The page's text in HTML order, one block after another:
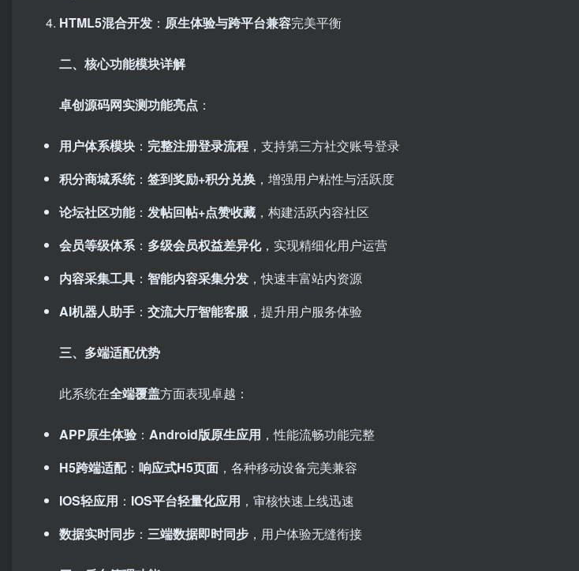
HTML5混合开发 ： 原生体验与跨平台兼容完美平衡
二、核心功能模块详解
卓创源码网实测功能亮点 ：
用户体系模块 ： 完整注册登录流程 ，支持第三方社交账号登录
积分商城系统： 签到奖励+积分兑换 ，增强用户粘性与活跃度
论坛社区功能： 发帖回帖+点赞收藏 ，构建活跃内容社区
会员等级体系： 多级会员权益差异化，实现精细化用户运营
内容采集工具 ： 智能内容采集分发 ，快速丰富站内资源
AI机器人助手 ： 交流大厅智能客服 ，提升用户服务体验
三、多端适配优势
此系统在全端覆盖方面表现卓越：
APP原生体验 ： Android版原生应用 ，性能流畅功能完整
H5跨端适配： 响应式H5页面 ，各种移动设备完美兼容
IOS轻应用 ： IOS平台轻量化应用 ，审核快速上线迅速
数据实时同步 ： 三端数据即时同步 ，用户体验无缝衔接